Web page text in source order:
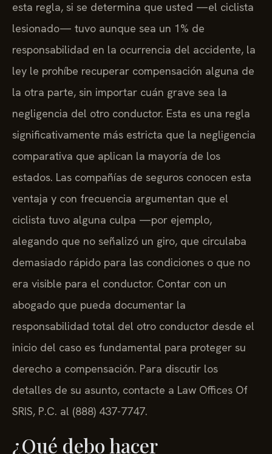
esta regla, si se determina que usted —el ciclista
lesionado— tuvo aunque sea un 1% de
responsabilidad en la ocurrencia del accidente, la
ley le prohíbe recuperar compensación alguna de
la otra parte, sin importar cuán grave sea la
negligencia del otro conductor. Esta es una regla
significativamente más estricta que la negligencia
comparativa que aplican la mayoría de los
estados. Las compañías de seguros conocen esta
ventaja y con frecuencia argumentan que el
ciclista tuvo alguna culpa —por ejemplo,
alegando que no señalizó un giro, que circulaba
demasiado rápido para las condiciones o que no
era visible para el conductor. Contar con un
abogado que pueda documentar la
responsabilidad total del otro conductor desde el
inicio del caso es fundamental para proteger su
derecho a compensación. Para discutir los
detalles de su asunto, contacte a Law Offices Of
SRIS, P.C. al (888) 437-7747.
¿Qué debo hacer